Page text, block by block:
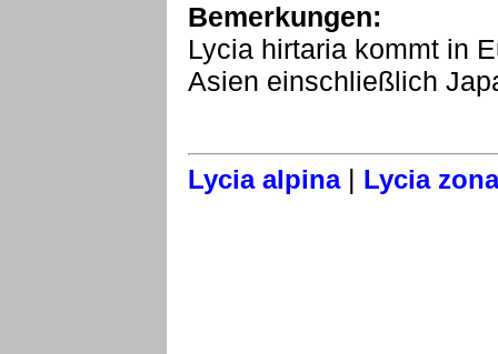
Bemerkungen:
Lycia hirtaria kommt in
Asien einschließlich
Lycia alpina| Lycia